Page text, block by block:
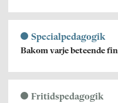
Specialpedagogik
Bakom varje beteende
Fritidspedagogik